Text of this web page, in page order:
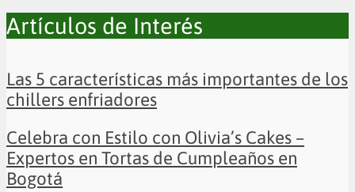
Artículos de Interés
Las 5 características más importantes de los
chillers enfriadores
Celebra con Estilo con Olivia’s Cakes –
Expertos en Tortas de Cumpleaños en
Bogotá